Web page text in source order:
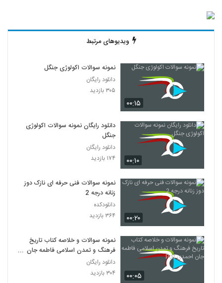
ویدیوهای مرتبط
۰۰:۱۵
نمونه سوالات اکولوژی جنگل
دانلود رایگان
۳۰۵ بازدید
۰۰:۱۰
دانلود رایگان نمونه سوالات اکولوژی
جنگل
دانلود رایگان
۱۷۴ بازدید
۰۰:۲۰
نمونه سوالات فنی حرفه ای نازک دوز
زنانه درجه 2
دانلودکده
۳۶۴ بازدید
۰۰:۰۵
نمونه سوالات و خلاصه کتاب تاریخ
فرهنگ و تمدن اسلامی فاطمه جان
احمدی Pdf
دانلود رایگان
۳۰۴ بازدید